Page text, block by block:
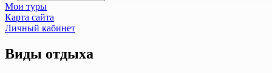
Мои туры
Карта сайта
Личный кабинет
Виды отдыха